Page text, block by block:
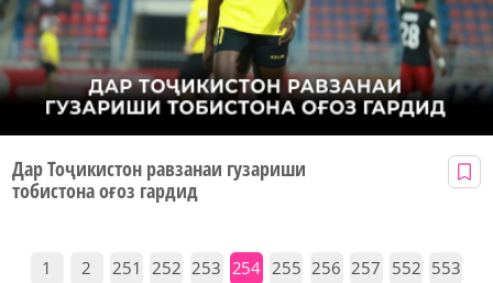
Дар Тоҷикистон равзанаи гузариши
тобистона оғоз гардид
1 2 251 252 253 254 255 256 257 552 553